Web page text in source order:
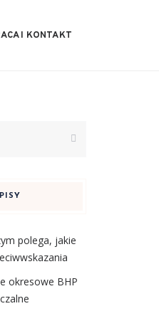
I KONTAKT
polega, jakie
okresowe BHP